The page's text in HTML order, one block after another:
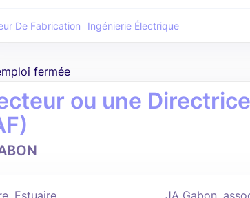
De Fabrication Ingénierie Électrique
fermée
ou une
Estuaire
JA Gabon,